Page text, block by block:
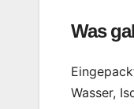
Was
Wasser,